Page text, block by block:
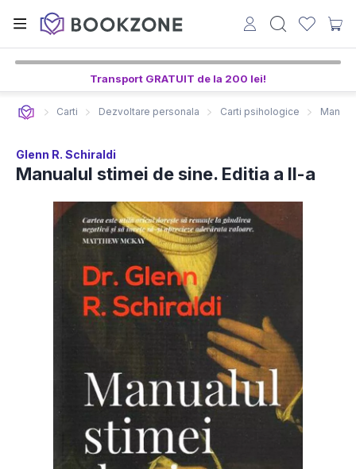
Transport GRATUIT de la 200 lei!
Carti Dezvoltare personala Carti psihologice
Glenn R. Schiraldi
Manualul stimei de sine. Editia a II-a